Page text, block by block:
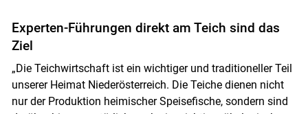
Experten-Führungen direkt am Teich sind das
Ziel
„Die Teichwirtschaft ist ein wichtiger und traditioneller Teil
unserer Heimat Niederösterreich. Die Teiche dienen nicht
nur der Produktion heimischer Speisefische, sondern sind